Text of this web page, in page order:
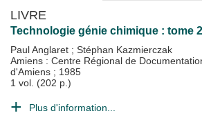
LIVRE
Technologie génie chimique : tome 2
Paul Anglaret ; Stéphan Kazmierczak
Amiens : Centre Régional de
d'Amiens ; 1985
1 vol. (202 p.)
Plus d'information...